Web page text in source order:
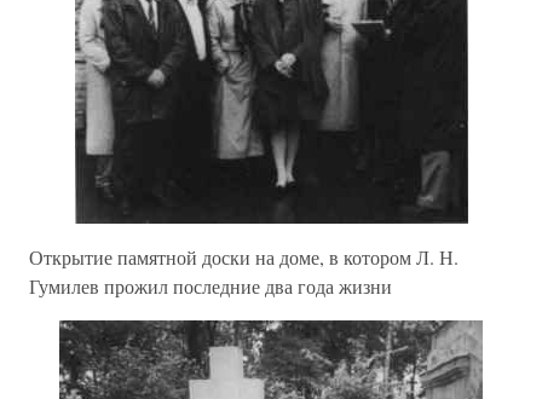
Открытие памятной доски на доме, в котором Л. Н.
Гумилев прожил последние два года жизни